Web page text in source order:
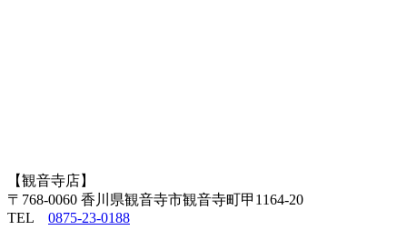
【観音寺店】
〒768-0060 香川県観音寺市観音寺町甲1164-20
TEL 0875-23-0188